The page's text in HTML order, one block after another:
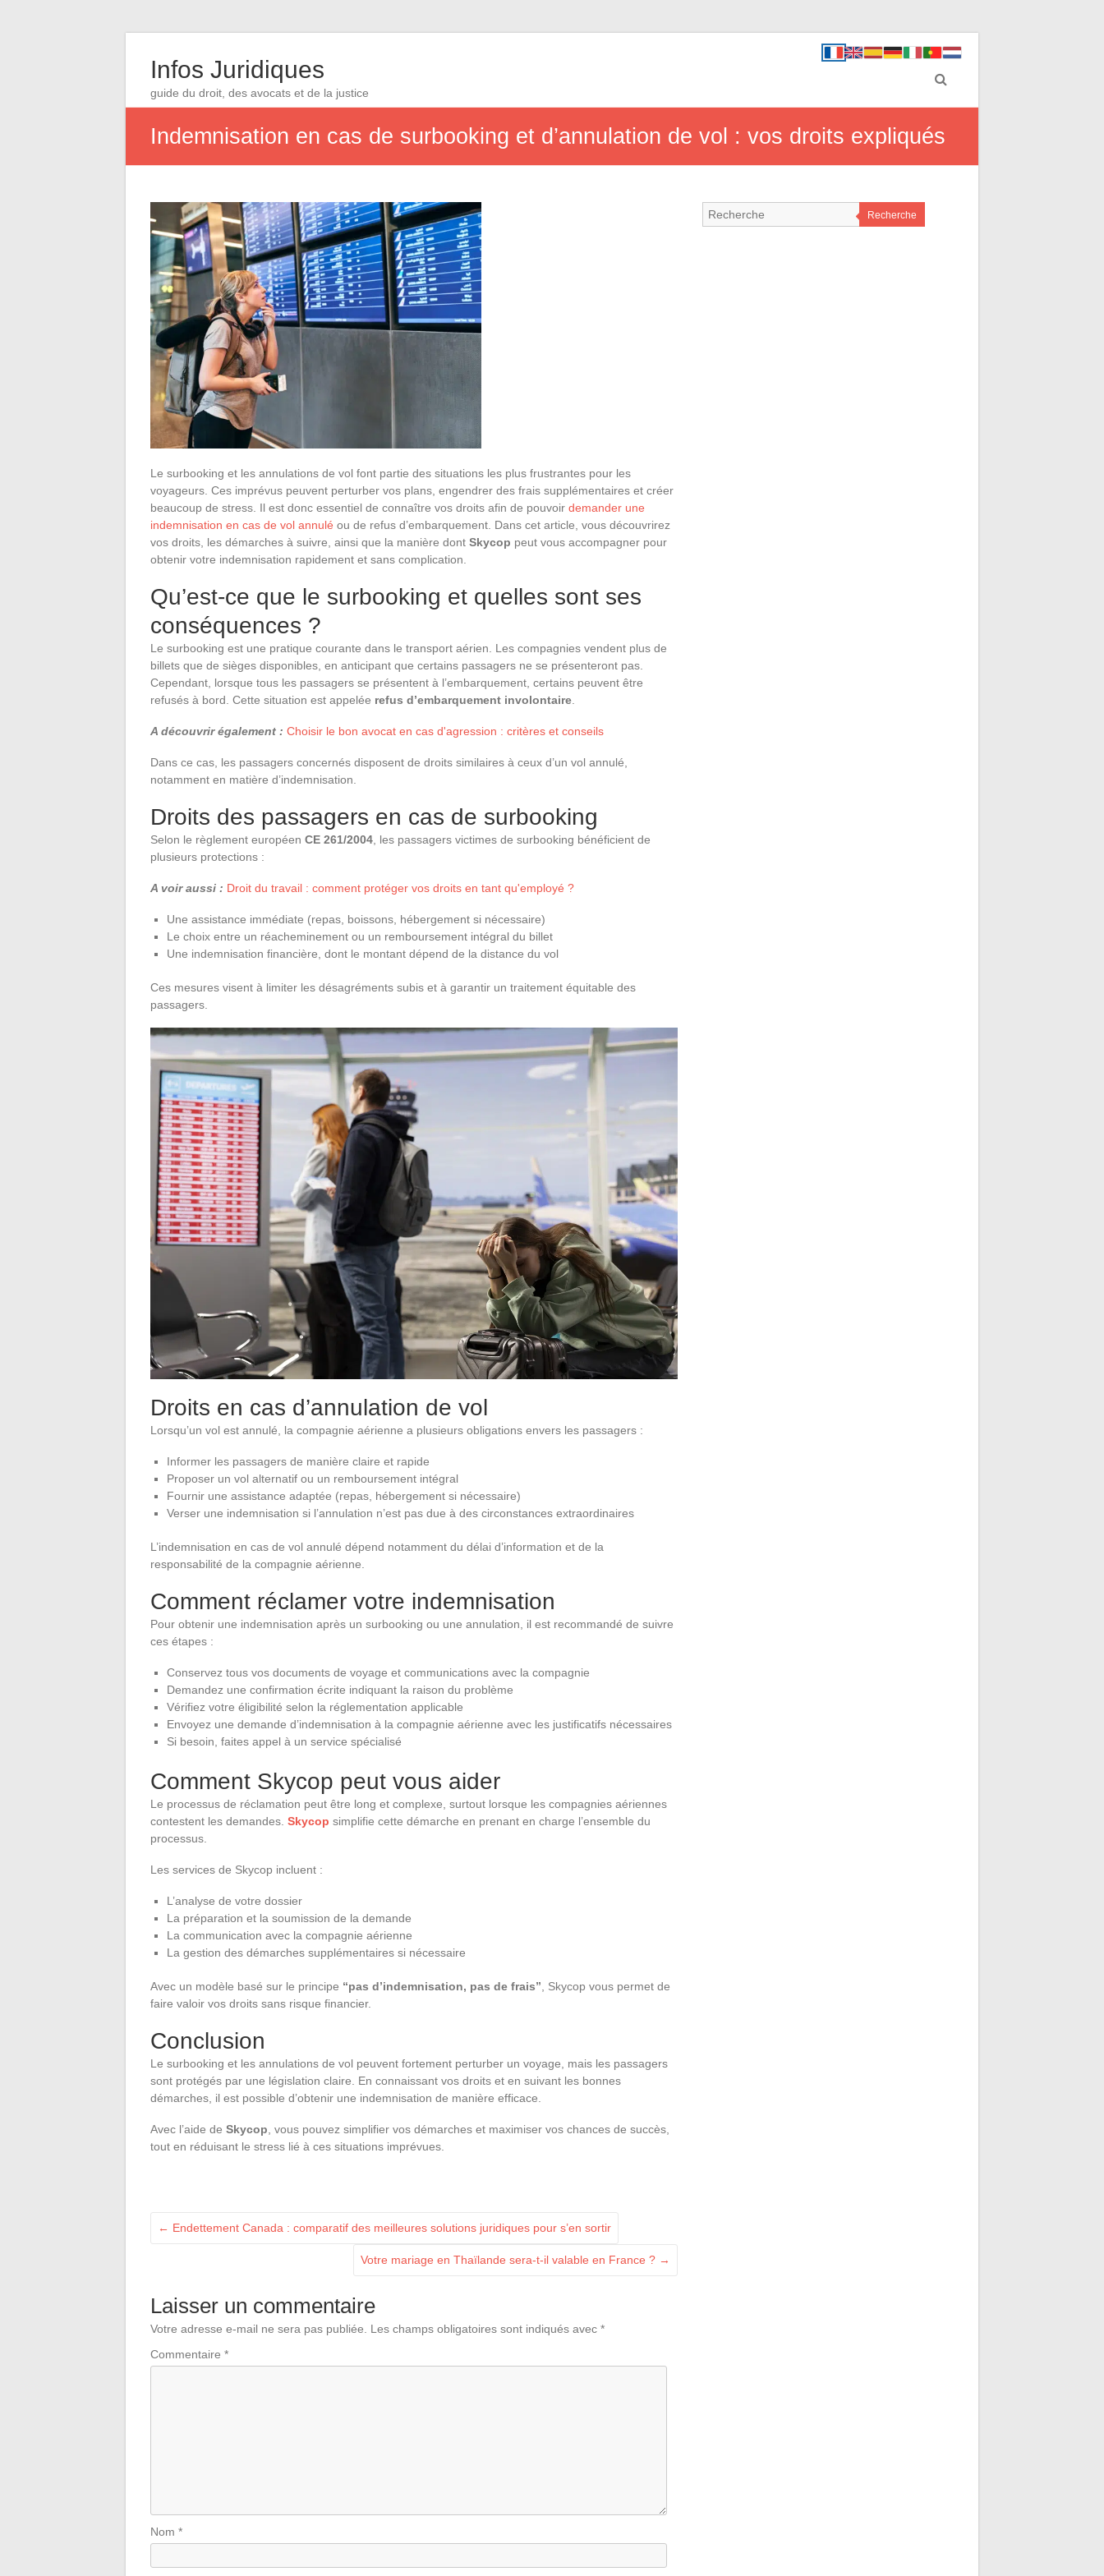
Infos Juridiques
guide du droit, des avocats et de la justice
Indemnisation en cas de surbooking et d’annulation de vol : vos droits expliqués
Le surbooking et les annulations de vol font partie des situations les plus frustrantes pour les
voyageurs. Ces imprévus peuvent perturber vos plans, engendrer des frais supplémentaires et créer
beaucoup de stress. Il est donc essentiel de connaître vos droits afin de pouvoir demander une
indemnisation en cas de vol annulé ou de refus d’embarquement. Dans cet article, vous découvrirez
vos droits, les démarches à suivre, ainsi que la manière dont Skycop peut vous accompagner pour
obtenir votre indemnisation rapidement et sans complication.
Qu’est-ce que le surbooking et quelles sont ses
conséquences ?
Le surbooking est une pratique courante dans le transport aérien. Les compagnies vendent plus de
billets que de sièges disponibles, en anticipant que certains passagers ne se présenteront pas.
Cependant, lorsque tous les passagers se présentent à l’embarquement, certains peuvent être
refusés à bord. Cette situation est appelée refus d’embarquement involontaire
A découvrir également : Choisir le bon avocat en cas d'agression : critères et conseils
Dans ce cas, les passagers concernés disposent de droits similaires à ceux d’un vol annulé,
notamment en matière d’indemnisation.
Droits des passagers en cas de surbooking
Selon le règlement européen CE 261/2004 , les passagers victimes de surbooking bénéficient de
plusieurs protections :
A voir aussi : Droit du travail : comment protéger vos droits en tant qu'employé ?
Une assistance immédiate (repas, boissons, hébergement si nécessaire)
Le choix entre un réacheminement ou un remboursement intégral du billet
Une indemnisation financière, dont le montant dépend de la distance du vol
Ces mesures visent à limiter les désagréments subis et à garantir un traitement équitable des
passagers.
Droits en cas d’annulation de vol
Lorsqu’un vol est annulé, la compagnie aérienne a plusieurs obligations envers les passagers :
Informer les passagers de manière claire et rapide
Proposer un vol alternatif ou un remboursement intégral
Fournir une assistance adaptée (repas, hébergement si nécessaire)
Verser une indemnisation si l’annulation n’est pas due à des circonstances extraordinaires
L’indemnisation en cas de vol annulé dépend notamment du délai d’information et de la
responsabilité de la compagnie aérienne.
Comment réclamer votre indemnisation
Pour obtenir une indemnisation après un surbooking ou une annulation, il est recommandé de suivre
ces étapes :
Conservez tous vos documents de voyage et communications avec la compagnie
Demandez une confirmation écrite indiquant la raison du problème
Vérifiez votre éligibilité selon la réglementation applicable
Envoyez une demande d’indemnisation à la compagnie aérienne avec les justificatifs nécessaires
Si besoin, faites appel à un service spécialisé
Comment Skycop peut vous aider
Le processus de réclamation peut être long et complexe, surtout lorsque les compagnies aériennes
contestent les demandes. Skycop simplifie cette démarche en prenant en charge l’ensemble du
processus.
Les services de Skycop incluent :
L’analyse de votre dossier
La préparation et la soumission de la demande
La communication avec la compagnie aérienne
La gestion des démarches supplémentaires si nécessaire
Avec un modèle basé sur le principe “pas d’indemnisation, pas de frais” , Skycop vous permet de
faire valoir vos droits sans risque financier.
Conclusion
Le surbooking et les annulations de vol peuvent fortement perturber un voyage, mais les passagers
sont protégés par une législation claire. En connaissant vos droits et en suivant les bonnes
démarches, il est possible d’obtenir une indemnisation de manière efficace.
Avec l’aide de Skycop , vous pouvez simplifier vos démarches et maximiser vos chances de succès,
tout en réduisant le stress lié à ces situations imprévues.
← Endettement Canada : comparatif des meilleures solutions juridiques pour s’en sortir
Votre mariage en Thaïlande sera-t-il valable en France ? →
Laisser un commentaire
Votre adresse e-mail ne sera pas publiée. Les champs obligatoires sont indiqués avec *
Commentaire *
Nom *
Recherche